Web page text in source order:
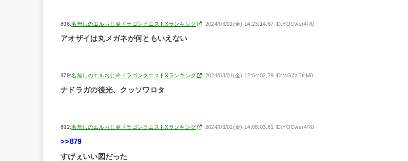
896:名無しのエルおじ＠ドラゴンクエストXランキング 2024/03/01(金) 14:23:14.67 ID:YOCwsr4R0
アオザイは丸メガネが何ともいえない
879:名無しのエルおじ＠ドラゴンクエストXランキング 2024/03/01(金) 12:54:02.79 ID:MGZzEtrM0
ナドラガの後光、クッソワロタ
892:名無しのエルおじ＠ドラゴンクエストXランキング 2024/03/01(金) 14:08:03.81 ID:YOCwsr4R0
>>879
すげぇいい図だった